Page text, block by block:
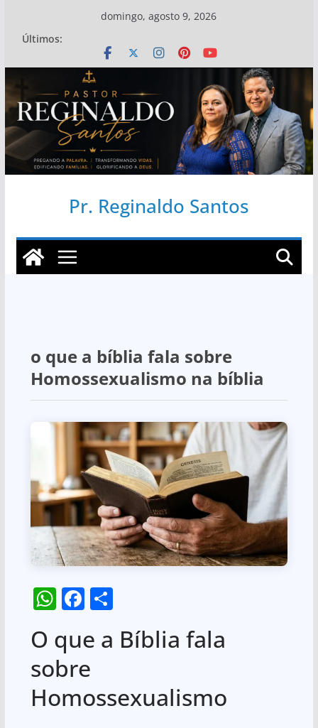
conteúdo
domingo, agosto 9, 2026
Últimos:
Pr. Reginaldo Santos
o que a bíblia fala sobre
Homossexualismo na bíblia
W
h
at
s
A
p
F
a
c
e
b
o
S
ar
O que a Bíblia fala
sobre
Homossexualismo